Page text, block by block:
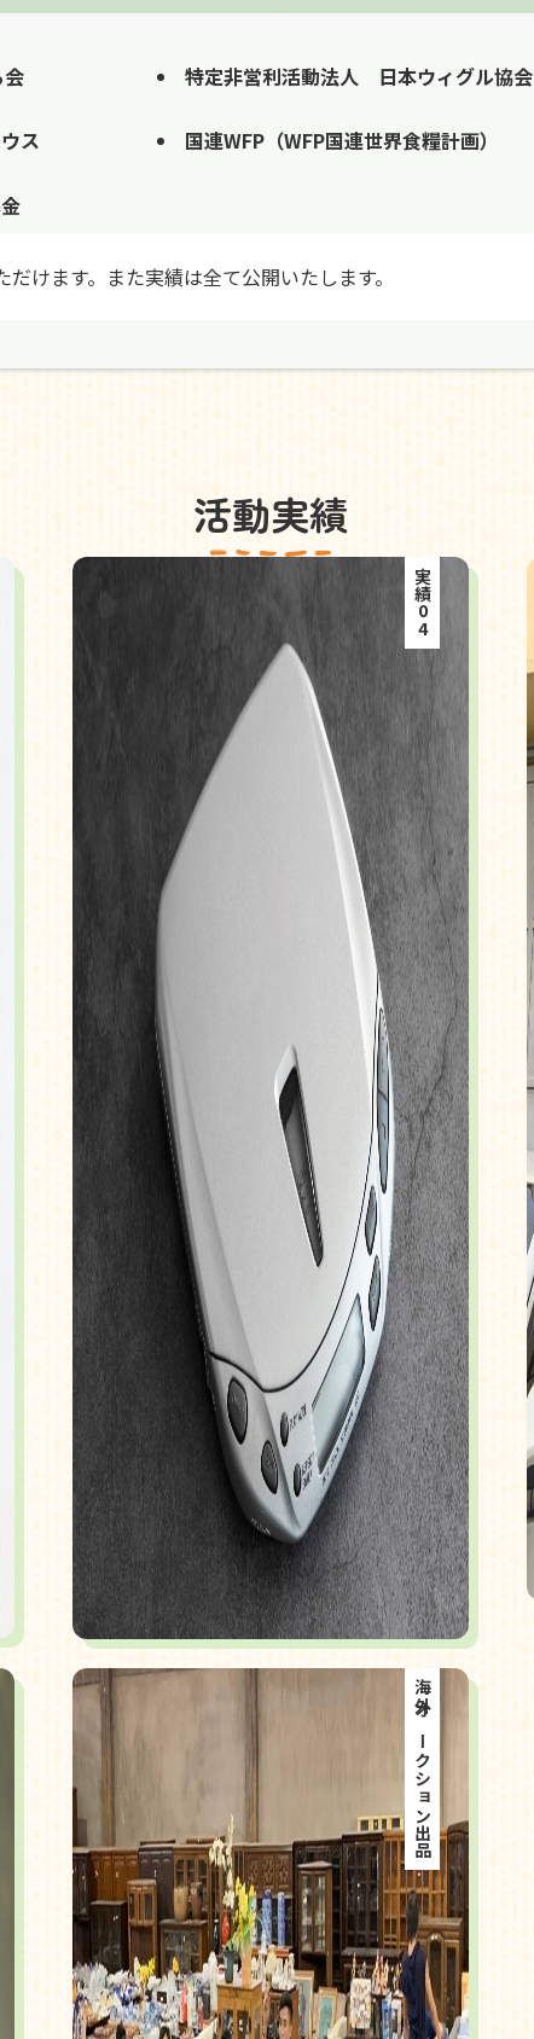
特定非営利活動法人 日本ウィグル協会
ス 国連WFP（WFP国連世界食糧計画）
けます。また実績は全て公開いたします。
活動実績
実績04
海外オークション出品